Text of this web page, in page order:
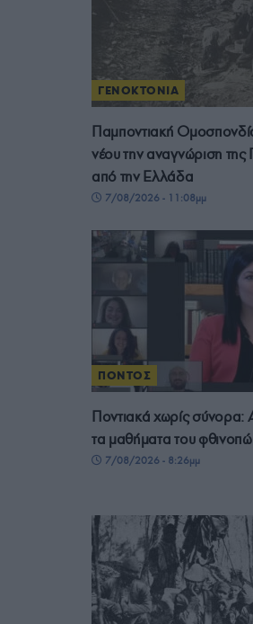
ΓΕΝΟΚΤΟΝΙΑ
Παμποντιακή
νέου την αναγνώριση της
από την Ελλάδα
7/08/2026 - 11:08μμ
ΠΟΝΤΟΣ
Ποντιακά χωρίς σύνορα:
τα μαθήματα του
7/08/2026 - 8:26μμ